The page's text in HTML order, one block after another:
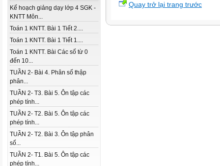
Kế hoạch giảng dạy lớp 4 SGK -
KNTT Môn...
Toán 1 KNTT. Bài 1 Tiết 2....
Toán 1 KNTT. Bài 1 Tiết 1....
Toán 1 KNTT. Bài Các số từ 0
đến 10...
TUẦN 2- Bài 4. Phân số thập
phân...
TUẦN 2- T3. Bài 5. Ôn tập các
phép tính...
TUẦN 2- T2. Bài 5. Ôn tập các
phép tính...
TUẦN 2- T2. Bài 3. Ôn tập phân
số...
TUẦN 2- T1. Bài 5. Ôn tập các
phép tính...
Quay trở lại trang trước